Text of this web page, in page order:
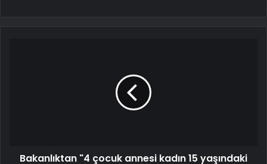
Bakanlıktan "4 çocuk annesi kadın 15 yaşındaki